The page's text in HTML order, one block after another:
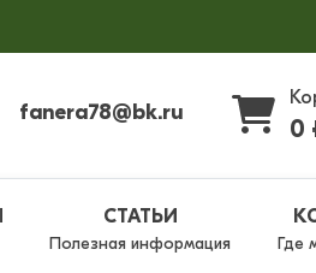
fanera78@bk.ru
0
СТАТЬИ
Полезная информация Где